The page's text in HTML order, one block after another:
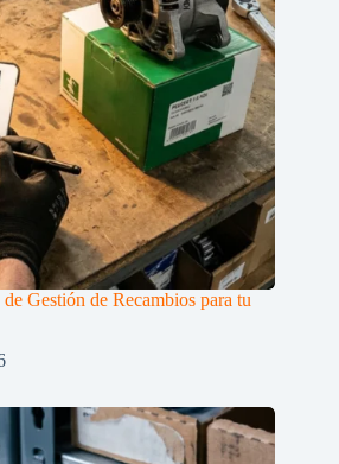
Gestión de Recambios para tu